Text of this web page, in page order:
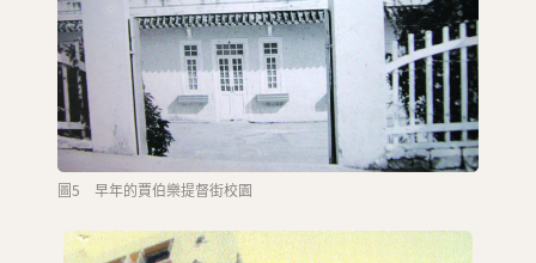
圖5 早年的賈伯樂提督街校園